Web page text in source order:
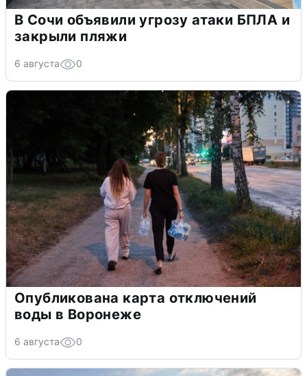
В Сочи объявили угрозу атаки БПЛА и
закрыли пляжи
6 августа 0
Опубликована карта отключений
воды в Воронеже
6 августа 0